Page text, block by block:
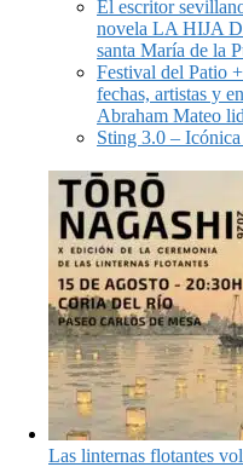
El escritor
novela LA HIJA
santa María de la
Festival del Patio
fechas, artistas y
Abraham Mateo
Sting 3.0 –
Las linternas flotantes